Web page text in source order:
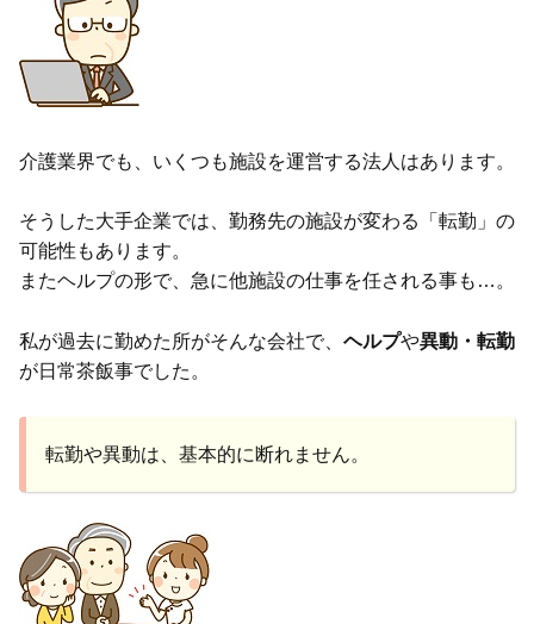
介護業界でも、いくつも施設を運営する法人はあります。
そうした大手企業では、勤務先の施設が変わる「転勤」の
可能性もあります。
またヘルプの形で、急に他施設の仕事を任される事も…。
私が過去に勤めた所がそんな会社で、 ヘルプや異動・転勤
が日常茶飯事でした。
転勤や異動は、基本的に断れません。